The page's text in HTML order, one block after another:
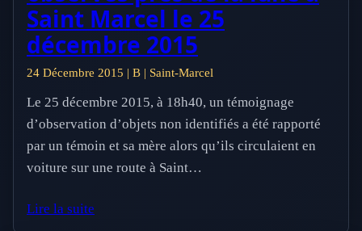
Saint Marcel le 25
décembre 2015
24 Décembre 2015 | B | Saint-Marcel
Le 25 décembre 2015, à 18h40, un témoignage
d’observation d’objets non identifiés a été rapporté
par un témoin et sa mère alors qu’ils circulaient en
voiture sur une route à Saint…
Lire la suite